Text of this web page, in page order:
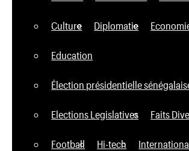
Culture Diplomatie
Education
Élection présidentielle
Elections Legislatives Faits
Football Hi-tech